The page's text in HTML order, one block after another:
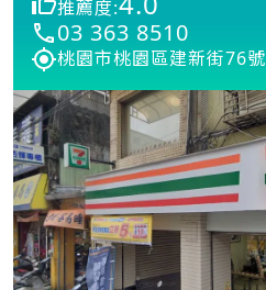
推薦度:
03 363 8510
桃園市桃園區建新街76號